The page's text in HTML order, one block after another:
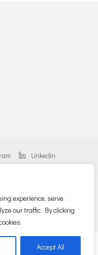
experience, serve
our traffic. By clicking
Accept All
Linkedin
PARIBAS REAL ESTATE
Ελληνικα